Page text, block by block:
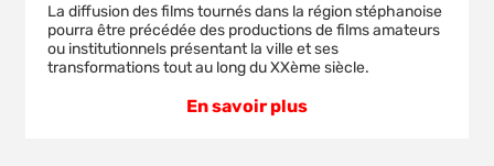
La diffusion des films tournés dans la région stéphanoise
pourra être précédée des productions de films amateurs
ou institutionnels présentant la ville et ses
transformations tout au long du XXème siècle.
En savoir plus